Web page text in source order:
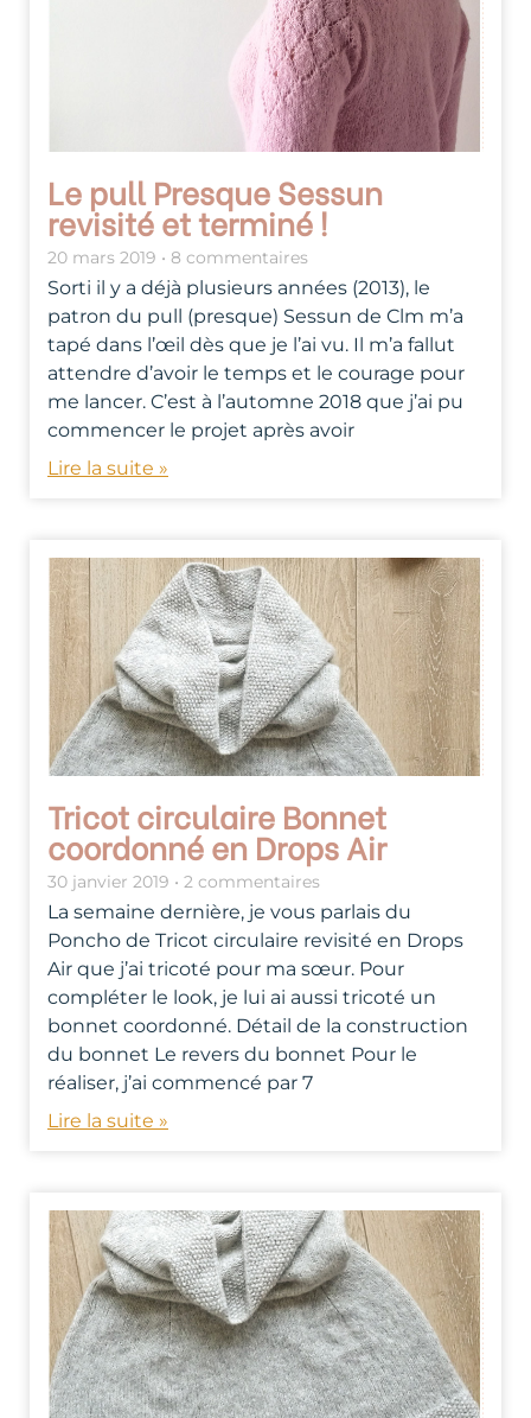
Le pull Presque Sessun
revisité et terminé !
20 mars 2019 8 commentaires
Sorti il y a déjà plusieurs années (2013), le
patron du pull (presque) Sessun de Clm m’a
tapé dans l’œil dès que je l’ai vu. Il m’a fallut
attendre d’avoir le temps et le courage pour
me lancer. C’est à l’automne 2018 que j’ai pu
commencer le projet après avoir
Lire la suite »
Tricot circulaire Bonnet
coordonné en Drops Air
30 janvier 2019 2 commentaires
La semaine dernière, je vous parlais du
Poncho de Tricot circulaire revisité en Drops
Air que j’ai tricoté pour ma sœur. Pour
compléter le look, je lui ai aussi tricoté un
bonnet coordonné. Détail de la construction
du bonnet Le revers du bonnet Pour le
réaliser, j’ai commencé par 7
Lire la suite »